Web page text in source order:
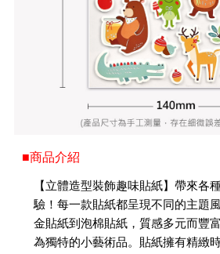
■商品介紹
【立體造型裝飾趣味貼紙】帶來各
驗！每一款貼紙都呈現不同的主題
金貼紙到泡棉貼紙，質感多元而豐
為獨特的小藝術品。貼紙擁有精緻